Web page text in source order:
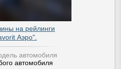
на рейлинги
Аэро".
автомобиля
автомобиля